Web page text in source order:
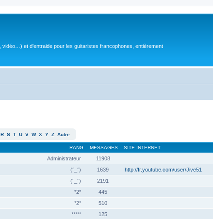
et d'entraide pour les guitaristes francophones, entièrement
R S T U V W X Y Z Autre
RANG MESSAGES SITE INTERNET
Administrateur 11908
(°_°)
1639 http://fr.youtube.com/user/Jive51
(°_°)
2191
*2*
445
*2*
510
*****
125